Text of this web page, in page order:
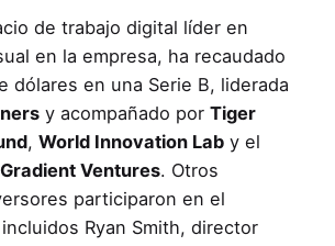
de trabajo digital líder en
en la empresa, ha recaudado
dólares en una Serie B, liderada
y acompañado por Tiger
, World Innovation Lab y el
Gradient Ventures. Otros
participaron en el
Ryan Smith, director